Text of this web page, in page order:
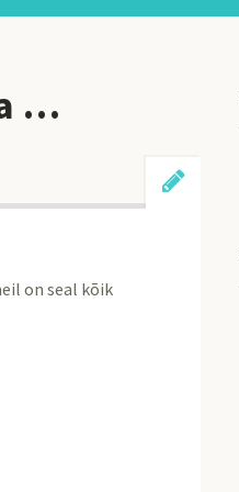
…
on seal kõik